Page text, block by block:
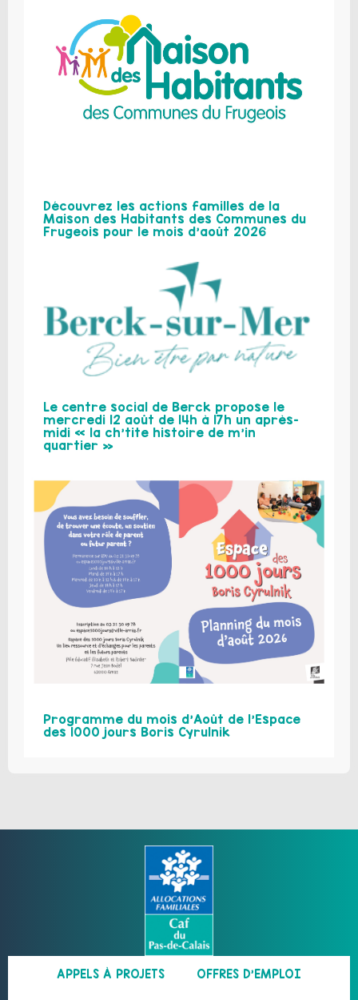
Découvrez les actions familles de la
Maison des Habitants des Communes du
Frugeois pour le mois d’août 2026
Le centre social de Berck propose le
mercredi 12 août de 14h à 17h un après-
midi « la ch’tite histoire de m’in
quartier »
Programme du mois d’Août de l’Espace
des 1000 jours Boris Cyrulnik
APPELS À PROJETS OFFRES D’EMPLOI